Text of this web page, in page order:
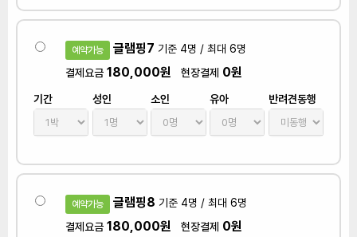
예약가능 글램핑7 기준 4명 / 최대 6명
결제요금 180,000원 현장결제 0원
기간 성인 소인 유아 반려견동행
예약가능 글램핑8 기준 4명 / 최대 6명
결제요금 180,000원 현장결제 0원